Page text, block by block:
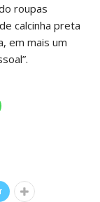
roupas
calcinha preta
em mais um
Clique